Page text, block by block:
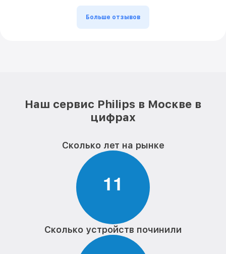
Больше отзывов
Наш сервис Philips в Москве в
цифрах
Сколько лет на рынке
11
Сколько устройств починили